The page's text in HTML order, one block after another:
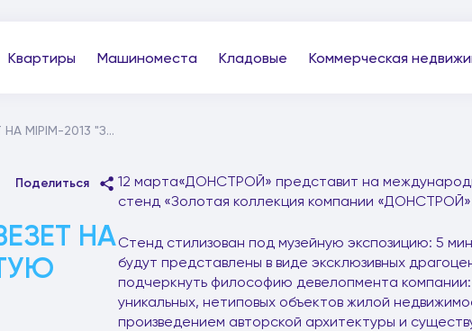
Квартиры Машиноместа Кладовые Коммерческая
«ДОНСТРОЙ» ПРИВЕЗЕТ НА MIPIM-2013 "ЗОЛОТУЮ КОЛЛЕКЦИЮ"
Поделиться
НА
12 марта«ДОНСТРОЙ» представит на
стенд «Золотая коллекция компании
Стенд стилизован под музейную экспозицию: 5
будут представлены в виде эксклюзивных
подчеркнуть философию девелопмента
уникальных, нетиповых объектов жилой
произведением авторской архитектуры и